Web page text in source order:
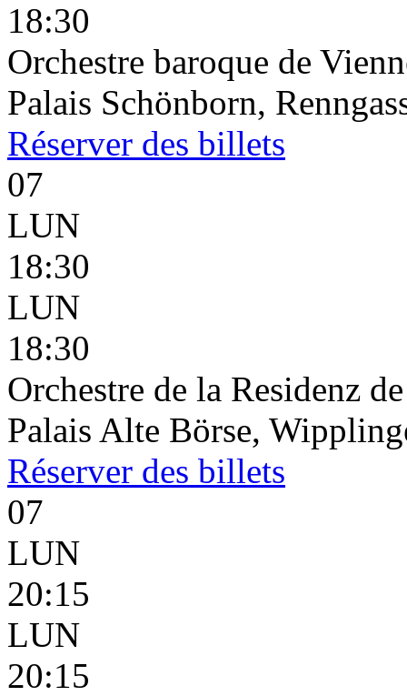
18:30
Orchestre baroque de
Palais Schönborn,
Réserver des billets
07
LUN
18:30
LUN
18:30
Orchestre de la Residenz
Palais Alte Börse,
Réserver des billets
07
LUN
20:15
LUN
20:15